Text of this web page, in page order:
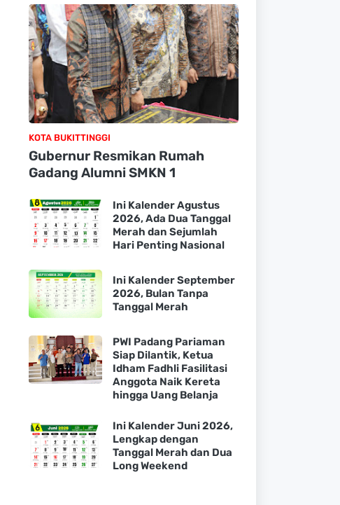
KOTA BUKITTINGGI
Gubernur Resmikan Rumah
Gadang Alumni SMKN 1
Ini Kalender Agustus
2026, Ada Dua Tanggal
Merah dan Sejumlah
Hari Penting Nasional
Ini Kalender September
2026, Bulan Tanpa
Tanggal Merah
PWI Padang Pariaman
Siap Dilantik, Ketua
Idham Fadhli Fasilitasi
Anggota Naik Kereta
hingga Uang Belanja
Ini Kalender Juni 2026,
Lengkap dengan
Tanggal Merah dan Dua
Long Weekend